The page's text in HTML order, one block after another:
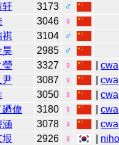
轩 3173
♂
3046
♀
祺 3104
♂
昊 2985
♂
瑩 3327 ♀ |cwa
尹 3087 ♀ |cwa
3050 ♀ |cwa
廼偉 3180 ♀ |cwa
涵 3078 ♀ |cwa
垠 2926 ♀